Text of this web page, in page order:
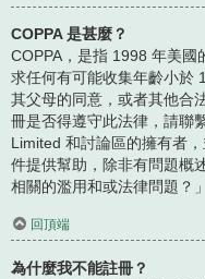
COPPA 是甚麼？
COPPA，是指 1998 年美
求任何有可能收集年齡小於
其父母的同意，或者其他合
冊是否得遵守此法律，請聯
Limited 和討論區的擁有者
件提供幫助，除非有問題概
相關的濫用和或法律問題？」
回頂端
為什麼我不能註冊？